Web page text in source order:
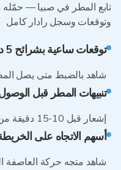
وتوقعات وسجل رادار كامل
توقعات ساعية بشرائح 5 دقائق
شاهد بالضبط متى يصل
تنبيهات المطر قبل
إشعار قبل 10-15 دقيقة من وصول الخلية
أسهم الاتجاه على
شاهد متجه حركة العاصفة